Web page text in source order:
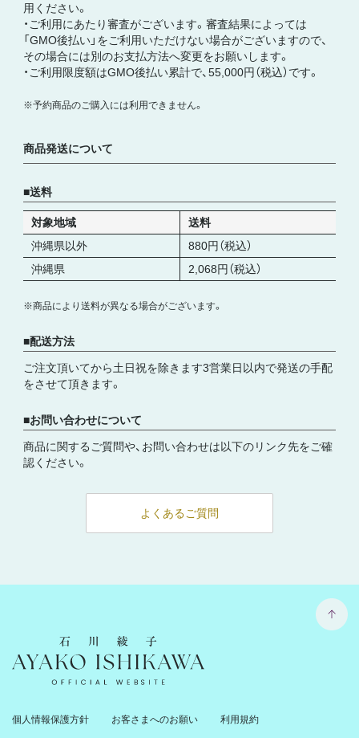
用ください。
・ご利用にあたり審査がございます。審査結果によっては
「GMO後払い」をご利用いただけない場合がございますので、
その場合には別のお支払方法へ変更をお願いします。
・ご利用限度額はGMO後払い累計で、55,000円（税込）です。
※予約商品のご購入には利用できません。
商品発送について
送料
対象地域
送料
沖縄県以外
880円（税込）
沖縄県
2,068円（税込）
※商品により送料が異なる場合がございます。
配送方法
ご注文頂いてから土日祝を除きます3営業日以内で発送の手配
をさせて頂きます。
お問い合わせについて
商品に関するご質問や、お問い合わせは以下のリンク先をご確
認ください。
よくあるご質問
石川綾子 Ayako Ishikawa Official Website
個人情報保護方針 お客さまへのお願い 利用規約